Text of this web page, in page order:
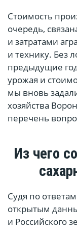
Стоимость
очередь,
и затратами
и технику. Без
предыдущие
урожая и
мы вновь
хозяйства
перечень
Из чего
Судя по
открытым
и Российского